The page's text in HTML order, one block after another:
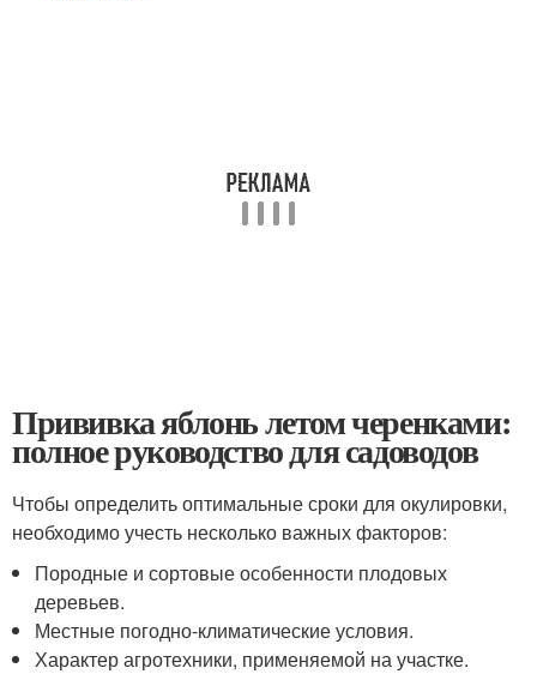
Прививка яблонь летом черенками:
полное руководство для садоводов
Чтобы определить оптимальные сроки для окулировки,
необходимо учесть несколько важных факторов:
Породные и сортовые особенности плодовых
деревьев.
Местные погодно-климатические условия.
Характер агротехники, применяемой на участке.